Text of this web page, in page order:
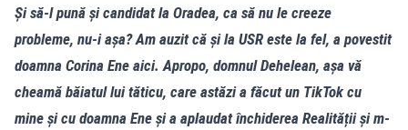
Și să-l pună și candidat la Oradea, ca să nu le creeze
probleme, nu-i așa? Am auzit că și la USR este la fel, a povestit
doamna Corina Ene aici. Apropo, domnul Dehelean, așa vă
cheamă băiatul lui tăticu, care astăzi a făcut un TikTok cu
mine și cu doamna Ene și a aplaudat închiderea Realității și m-